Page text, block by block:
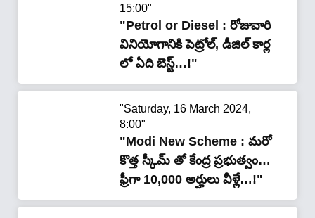
15:00"
"Petrol or Diesel : రోజువారి
వినియోగానికి పెట్రోల్, డీజిల్ కార్ల
లో ఏది బెస్ట్…!"
"Saturday, 16 March 2024,
8:00"
"Modi New Scheme : మరో
కొత్త స్కీమ్ తో కేంద్ర ప్రభుత్వం…
ఫ్రీగా 10,000 అర్హులు వీళ్లే…!"